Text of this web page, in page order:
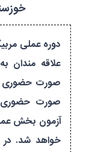
خوزستان-
علاقه مندان
صورت حضوری
صورت حضوری
آزمون بخش
خواهد شد. در